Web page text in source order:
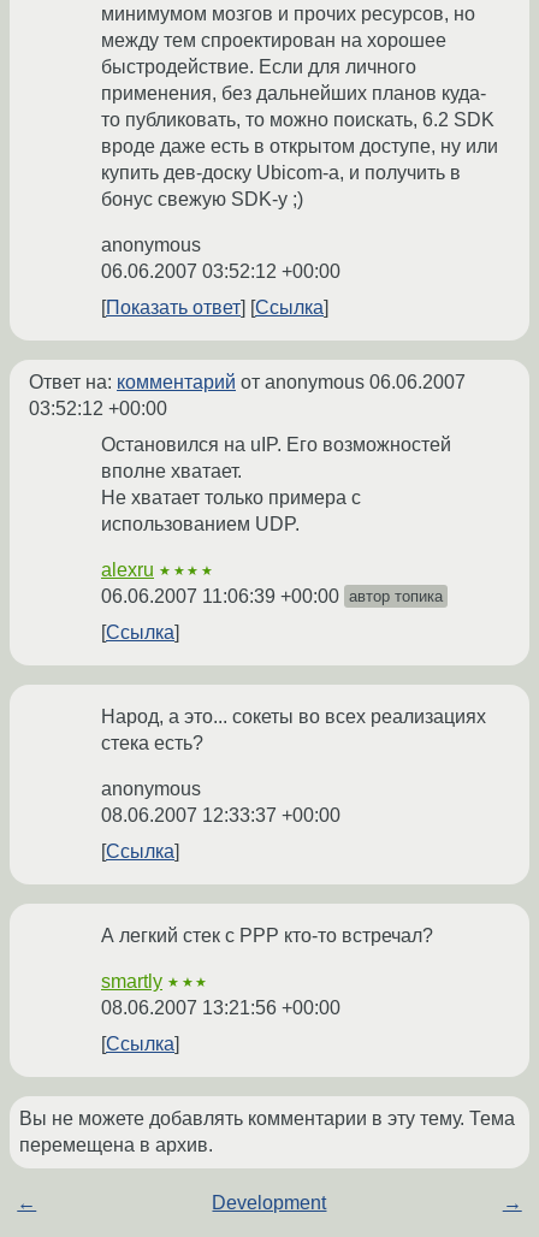
минимумом мозгов и прочих ресурсов, но
между тем спроектирован на хорошее
быстродействие. Если для личного
применения, без дальнейших планов куда-
то публиковать, то можно поискать, 6.2 SDK
вроде даже есть в открытом доступе, ну или
купить дев-доску Ubicom-а, и получить в
бонус свежую SDK-у ;)
anonymous
06.06.2007 03:52:12 +00:00
Показать ответ
Ссылка
Ответ на: комментарий от anonymous 06.06.2007
03:52:12 +00:00
Остановился на uIP. Его возможностей
вполне хватает.
Не хватает только примера с
использованием UDP.
alexru ★★★★
06.06.2007 11:06:39 +00:00 автор топика
Ссылка
Народ, а это... сокеты во всех реализациях
стека есть?
anonymous
08.06.2007 12:33:37 +00:00
Ссылка
А легкий стек с PPP кто-то встречал?
smartly ★★★
08.06.2007 13:21:56 +00:00
Ссылка
Вы не можете добавлять комментарии в эту тему. Тема
перемещена в архив.
← Development →